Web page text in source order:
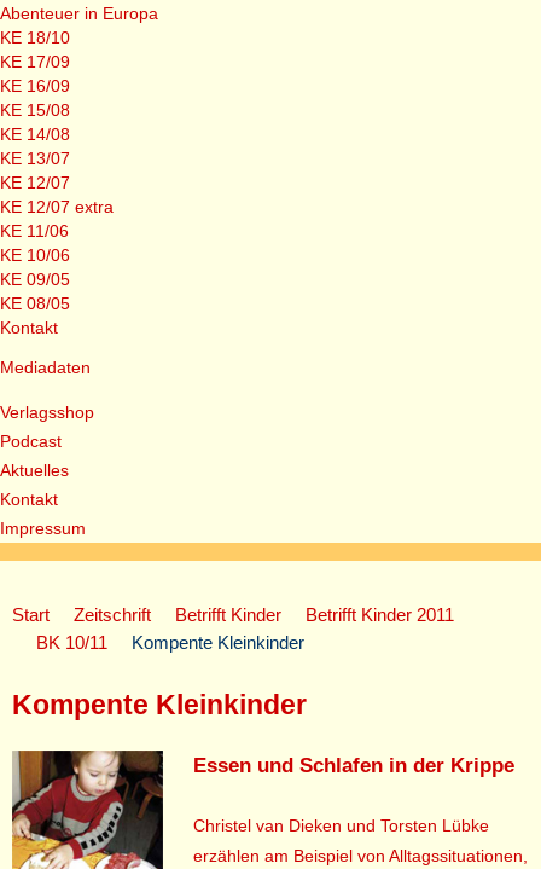
Abenteuer in Europa
KE 18/10
KE 17/09
KE 16/09
KE 15/08
KE 14/08
KE 13/07
KE 12/07
KE 12/07 extra
KE 11/06
KE 10/06
KE 09/05
KE 08/05
Kontakt
Mediadaten
Verlagsshop
Podcast
Aktuelles
Kontakt
Impressum
Start Zeitschrift Betrifft Kinder
Betrifft Kinder 2011
BK 10/11
Kompente Kleinkinder
Kompente Kleinkinder
Essen und Schlafen in der Krippe
Christel van Dieken und Torsten Lübke
erzählen am Beispiel von Alltagssituationen,